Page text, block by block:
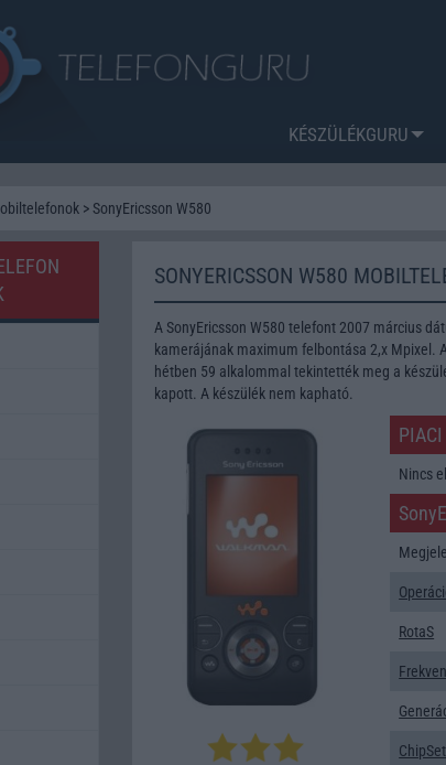
KÉSZÜLÉKGURU
> SonyEricsson W580
SONYERICSSON W580
A SonyEricsson W580 telefont 2007 március
kamerájának maximum felbontása 2,x Mpixel.
hétben 59 alkalommal tekintették meg a
kapott. A készülék nem kapható.
Nincs
RotaS
ChipSet